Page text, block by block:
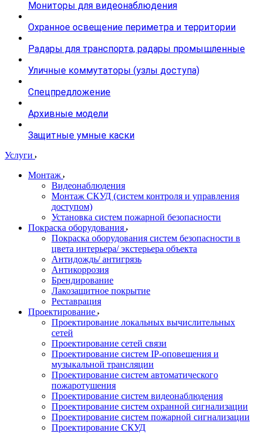
Мониторы для видеонаблюдения
Охранное освещение периметра и территории
Радары для транспорта, радары промышленные
Уличные коммутаторы (узлы доступа)
Спецпредложение
Архивные модели
Защитные умные каски
Услуги
Монтаж
Видеонаблюдения
Монтаж СКУД (систем контроля и управления
доступом)
Установка систем пожарной безопасности
Покраска оборудования
Покраска оборудования систем безопасности в
цвета интерьера/ экстерьера объекта
Антидождь/ антигрязь
Антикоррозия
Брендирование
Лакозащитное покрытие
Реставрация
Проектирование
Проектирование локальных вычислительных
сетей
Проектирование сетей связи
Проектирование систем IP-оповещения и
музыкальной трансляции
Проектирование систем автоматического
пожаротушения
Проектирование систем видеонаблюдения
Проектирование систем охранной сигнализации
Проектирование систем пожарной сигнализации
Проектирование СКУД